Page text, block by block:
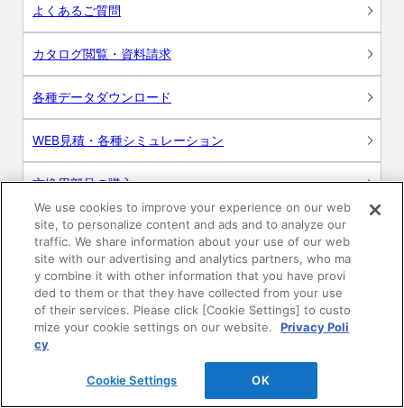
よくあるご質問
カタログ閲覧・資料請求
各種データダウンロード
WEB見積・各種シミュレーション
交換用部品の購入
修理・点検
お問い合わせ
ログイン
建築・設計関係者様向けサイト
We use cookies to improve your experience on our web
site, to personalize content and ads and to analyze our
traffic. We share information about your use of our web
site with our advertising and analytics partners, who ma
y combine it with other information that you have provi
ded to them or that they have collected from your use
of their services. Please click [Cookie Settings] to custo
mize your cookie settings on our website.
Privacy Poli
cy
Cookie Settings OK